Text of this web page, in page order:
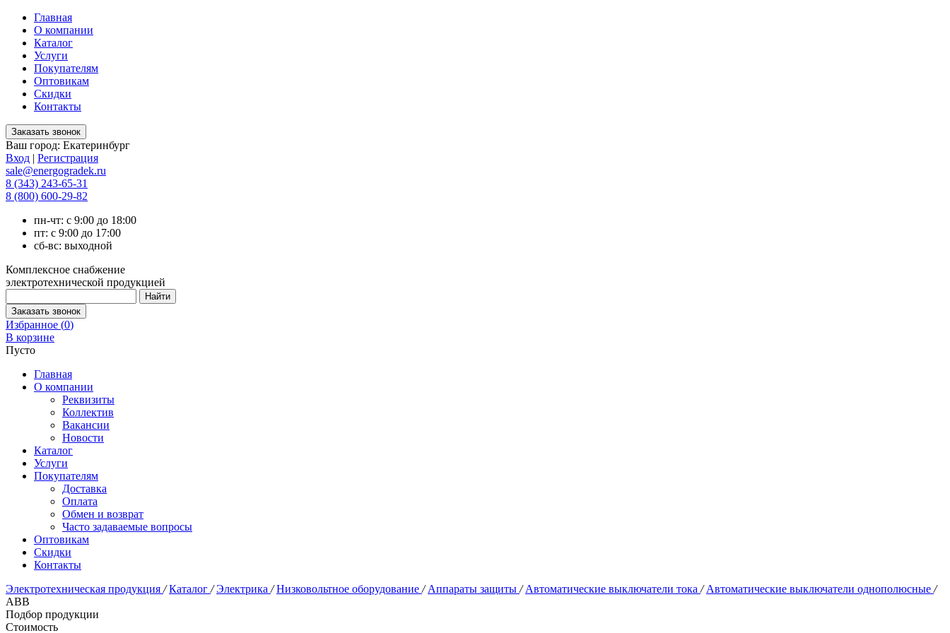
Главная
О компании
Каталог
Услуги
Покупателям
Оптовикам
Скидки
Контакты
Ваш город: Екатеринбург
Вход | Регистрация
sale@energogradek.ru
8 (343) 243-65-31
8 (800) 600-29-82
пн-чт: с 9:00 до 18:00
пт: с 9:00 до 17:00
сб-вс: выходной
Комплексное снабжение
электротехнической продукцией
Избранное (0)
В корзине
Пусто
Главная
О компании
Реквизиты
Коллектив
Вакансии
Новости
Каталог
Услуги
Покупателям
Доставка
Оплата
Обмен и возврат
Часто задаваемые вопросы
Оптовикам
Скидки
Контакты
Электротехническая продукция / Каталог / Электрика / Низковольтное оборудование / Аппараты защиты / Автоматические выключатели тока / Автоматические выключатели однополюсные /
ABB
Подбор продукции
Стоимость